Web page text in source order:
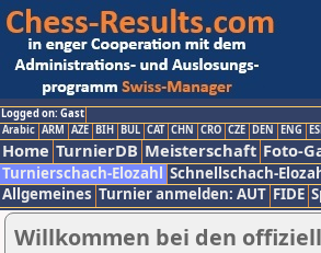
Logged on: Gast
Arabic ARM AZE BIH BUL CAT CHN CRO CZE DEN ENG
Home TurnierDB Meisterschaft Foto-
Turnierschach-Elozahl Schnellschach-
Allgemeines Turnier anmelden: AUT FIDE
Willkommen bei den